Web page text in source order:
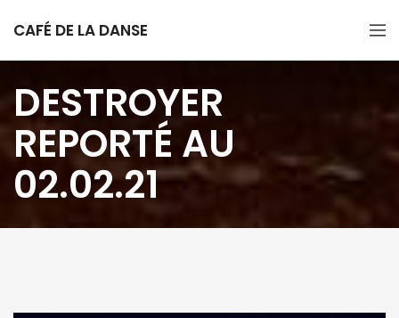
CAFÉ DE LA DANSE
DESTROYER
REPORTÉ AU
02.02.21